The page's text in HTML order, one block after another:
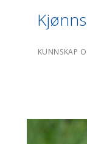
KUNNSKAP